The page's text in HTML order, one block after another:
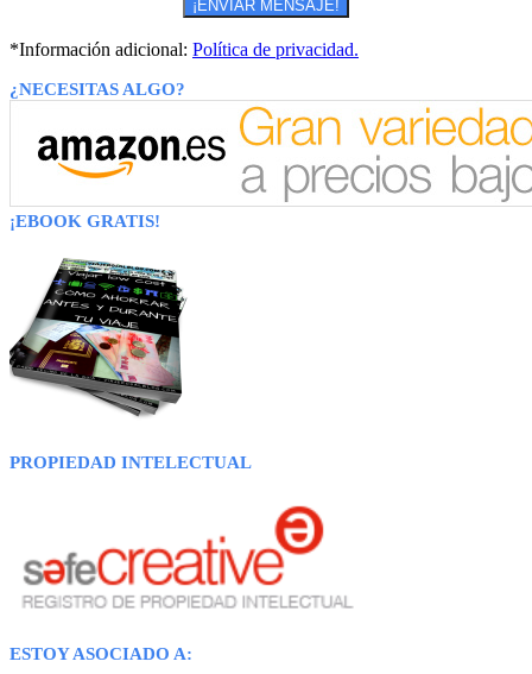
*Información adicional: Política de privacidad.
¿NECESITAS ALGO?
¡EBOOK GRATIS!
PROPIEDAD INTELECTUAL
ESTOY ASOCIADO A: